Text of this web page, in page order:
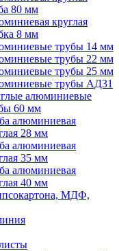
80 мм
круглая
8 мм
трубы 14 мм
трубы 22 мм
трубы 25 мм
трубы АД31
алюминиевые
60 мм
алюминиевая
28 мм
алюминиевая
35 мм
алюминиевая
40 мм
МДФ,